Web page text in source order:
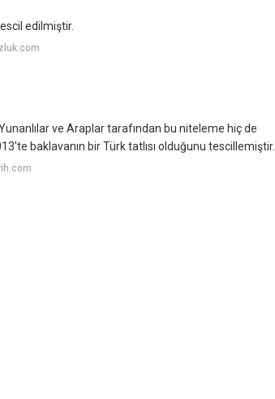
edilmiştir.
ve Araplar tarafından bu niteleme hiç de
baklavanın bir Türk tatlısı olduğunu tescillemiştir.